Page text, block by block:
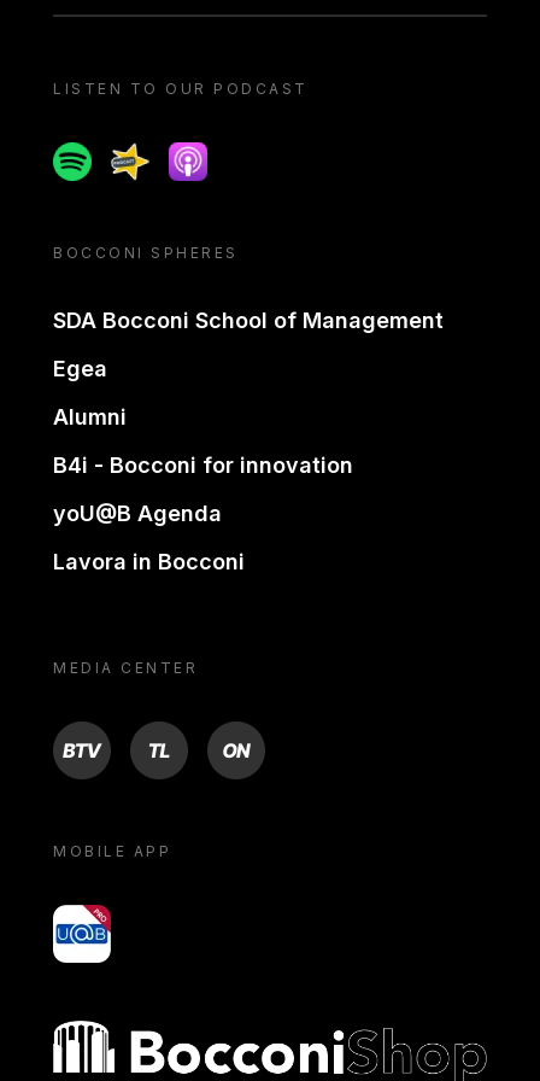
LISTEN TO OUR PODCAST
SpotifySpreakerApple podcast
BOCCONI SPHERES
SDA Bocconi School of Management
Egea
Alumni
B4i - Bocconi for innovation
yoU@B Agenda
Lavora in Bocconi
MEDIA CENTER
BTV TL ON
MOBILE APP
yoU@B
Bocconi shop